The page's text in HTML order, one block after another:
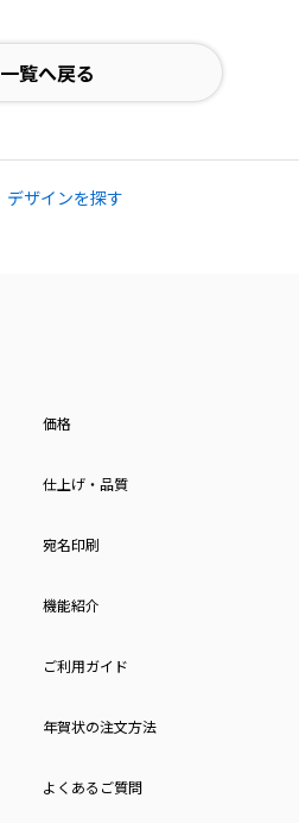
一覧へ戻る
デザインを探す
価格
仕上げ・品質
宛名印刷
機能紹介
ご利用ガイド
年賀状の注文方法
よくあるご質問